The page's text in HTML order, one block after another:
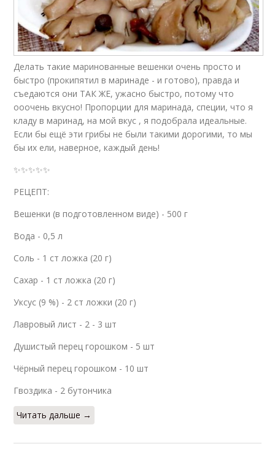
Вешенки с чесноком Вешенки с морковью
Вешенки с
добавлением
Вешенки к
маринованию
Запеченные вешенки
Делать такие маринованные вешенки очень просто и
быстро (прокипятил в маринаде - и готово), правда и
съедаются они ТАК ЖЕ, ужасно быстро, потому что
ооочень вкусно! Пропорции для маринада, специи, что я
кладу в маринад, на мой вкус , я подобрала идеальные.
Если бы ещё эти грибы не были такими дорогими, то мы
бы их ели, наверное, каждый день!
✨✨✨✨✨
РЕЦЕПТ:
Вешенки (в подготовленном виде) - 500 г
Вода - 0,5 л
Соль - 1 ст ложка (20 г)
Сахар - 1 ст ложка (20 г)
Уксус (9 %) - 2 ст ложки (20 г)
Лавровый лист - 2 - 3 шт
Душистый перец горошком - 5 шт
Чёрный перец горошком - 10 шт
Гвоздика - 2 бутончика
Читать дальше →